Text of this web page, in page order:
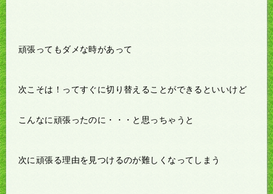
頑張ってもダメな時があって
次こそは！ってすぐに切り替えることができるといいけど
こんなに頑張ったのに・・・と思っちゃうと
次に頑張る理由を見つけるのが難しくなってしまう